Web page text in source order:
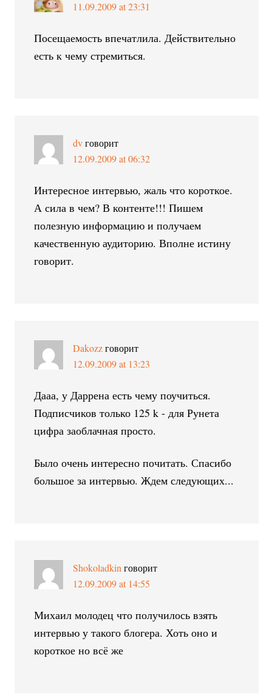
11.09.2009 at 23:31
Посещаемость впечатлила. Действительно
есть к чему стремиться.
dv говорит
12.09.2009 at 06:32
Интересное интервью, жаль что короткое.
А сила в чем? В контенте!!! Пишем
полезную информацию и получаем
качественную аудиторию. Вполне истину
говорит.
Dakozz говорит
12.09.2009 at 13:23
Дааа, у Даррена есть чему поучиться.
Подписчиков только 125 k - для Рунета
цифра заоблачная просто.
Было очень интересно почитать. Спасибо
большое за интервью. Ждем следующих...
Shokoladkin говорит
12.09.2009 at 14:55
Михаил молодец что получилось взять
интервью у такого блогера. Хоть оно и
короткое но всё же